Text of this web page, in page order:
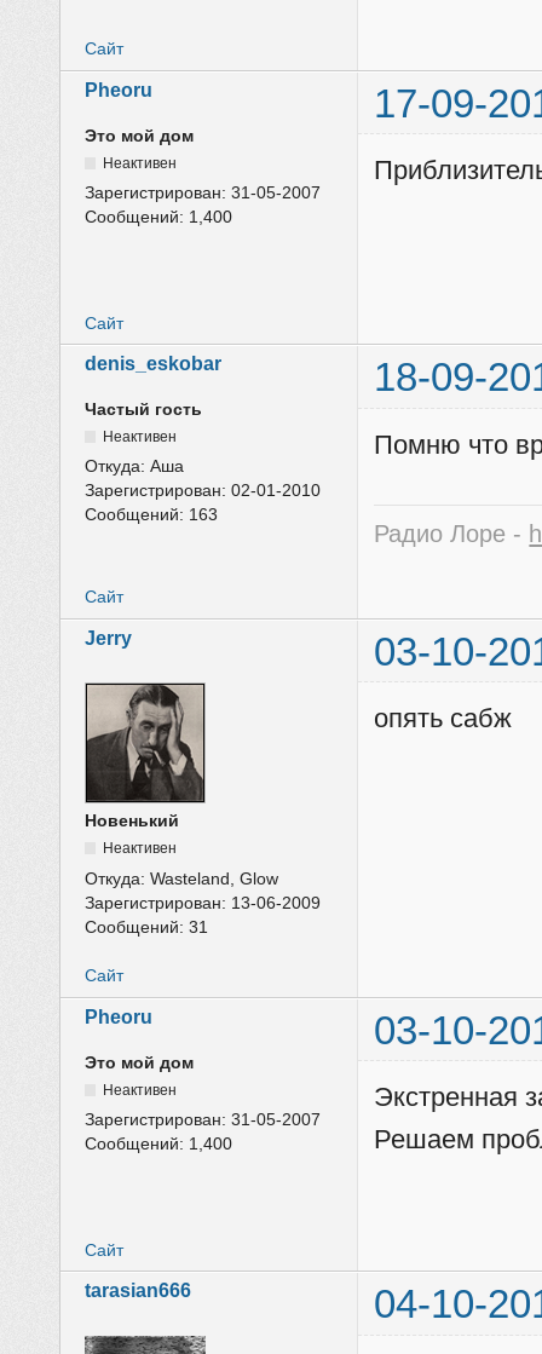
Сайт
Pheoru 17-09-
Это мой дом
Неактивен
Зарегистрирован:31-05-2007
Сообщений: 1,400
Сайт
denis_eskobar 18-09-
Частый гость
Неактивен
Откуда:Аша
Зарегистрирован:02-01-2010
Сообщений: 163
Помню что
Радио Лоре -
Сайт
Jerry 03-10-
Новенький
Неактивен
Откуда:Wasteland, Glow
Зарегистрирован: 13-06-2009
Сообщений:31
опять сабж
Сайт
Pheoru 03-10-
Это мой дом
Неактивен
Зарегистрирован:31-05-2007
Сообщений: 1,400
Экстренная
Решаем
Сайт
tarasian666 04-10-